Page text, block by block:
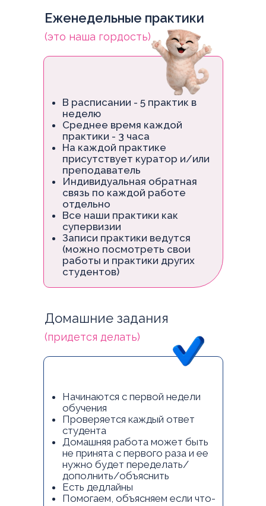
Еженедельные практики
В расписании - 5 практик в
неделю
Среднее время каждой
практики - 3 часа
На каждой практике
присутствует куратор и/или
преподаватель
Индивидуальная обратная
связь по каждой работе
отдельно
Все наши практики как
супервизии
Записи практики ведутся
(можно посмотреть свои
работы и практики других
студентов)
(это наша гордость)
Домашние задания
Начинаются с первой недели
обучения
Проверяется каждый ответ
студента
Домашняя работа может быть
не принята с первого раза и ее
нужно будет переделать/
дополнить/объяснить
Есть дедлайны
Помогаем, объясняем если что-
(придется делать)